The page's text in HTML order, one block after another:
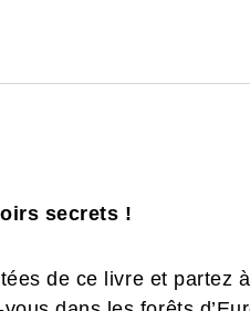
secrets !
de ce livre et partez